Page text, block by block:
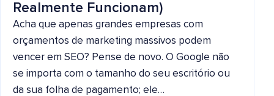
Realmente Funcionam)
Acha que apenas grandes empresas com
orçamentos de marketing massivos podem
vencer em SEO? Pense de novo. O Google não
se importa com o tamanho do seu escritório ou
da sua folha de pagamento; ele…